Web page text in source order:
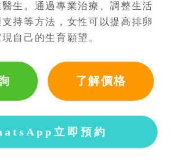
生。通過專業治療、調整生活
持等方法，女性可以提高排卵
自己的生育願望。
了解價格
立即預約